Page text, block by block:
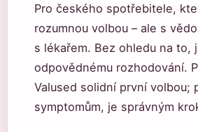
Pro českého spotřebitele,
rozumnou volbou – ale s
s lékařem. Bez ohledu na to,
odpovědnému rozhodování.
Valused solidní první volbou;
symptomům, je správným